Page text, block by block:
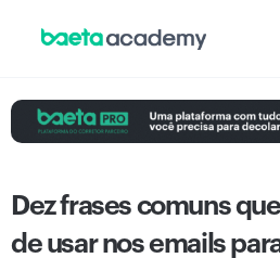
Dez frases comuns
de usar nos emails